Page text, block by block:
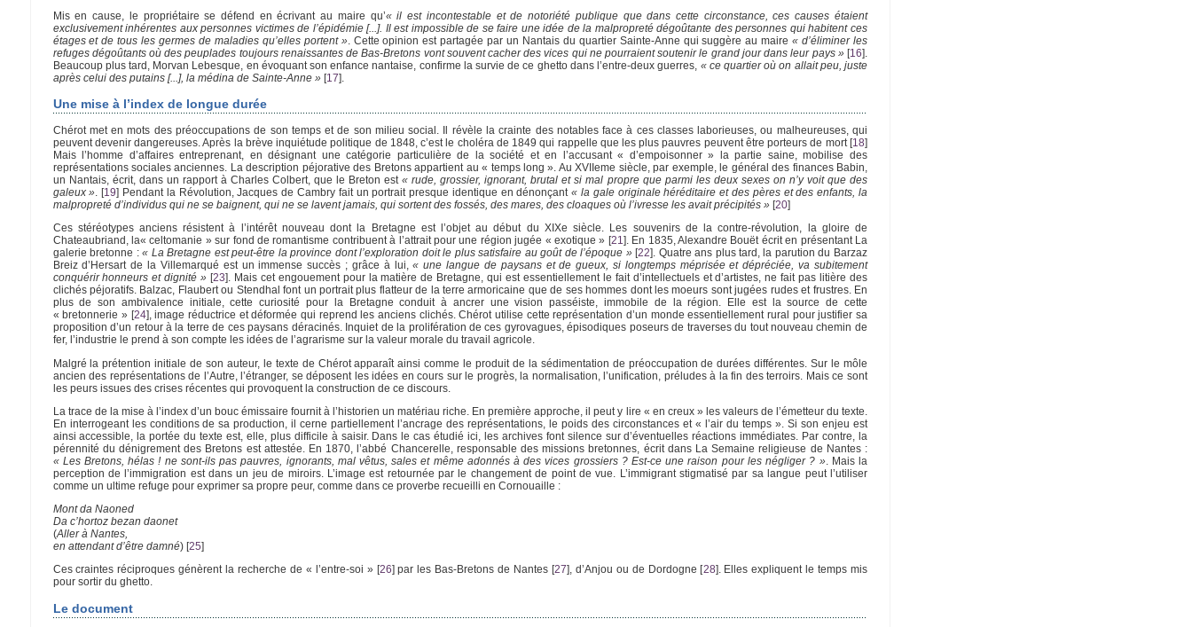
Mis en cause, le propriétaire se défend en écrivant au maire qu’« il est incontestable et de notoriété publique que dans cette circonstance, ces causes étaient
exclusivement inhérentes aux personnes victimes de l’épidémie [...]. Il est impossible de se faire une idée de la malpropreté dégoûtante des personnes qui habitent ces
étages et de tous les germes de maladies qu’elles portent ». Cette opinion est partagée par un Nantais du quartier Sainte-Anne qui suggère au maire« d’éliminer les
refuges dégoûtants où des peuplades toujours renaissantes de Bas-Bretons vont souvent cacher des vices qui ne pourraient soutenir le grand jour dans leur pays »[16].
Beaucoup plus tard, Morvan Lebesque, en évoquant son enfance nantaise, confirme la survie de ce ghetto dans l’entre-deux guerres, « ce quartier où on allait peu, juste
après celui des putains [...], la médina de Sainte-Anne »[17].
Une mise à l’index de longue durée
Chérot met en mots des préoccupations de son temps et de son milieu social. Il révèle la crainte des notables face à ces classes laborieuses, ou malheureuses, qui
peuvent devenir dangereuses. Après la brève inquiétude politique de 1848, c’est le choléra de 1849 qui rappelle que les plus pauvres peuvent être porteurs de mort[18]
Mais l’homme d’affaires entreprenant, en désignant une catégorie particulière de la société et en l’accusant « d’empoisonner » la partie saine, mobilise des
représentations sociales anciennes. La description péjorative des Bretons appartient au « temps long ». Au XVIIeme siècle, par exemple, le général des finances Babin,
un Nantais, écrit, dans un rapport à Charles Colbert, que le Breton est« rude, grossier, ignorant, brutal et si mal propre que parmi les deux sexes on n’y voit que des
galeux ». [19] Pendant la Révolution, Jacques de Cambry fait un portrait presque identique en dénonçant« la gale originale héréditaire et des pères et des enfants, la
malpropreté d’individus qui ne se baignent, qui ne se lavent jamais, qui sortent des fossés, des mares, des cloaques où l’ivresse les avait précipités »[20]
Ces stéréotypes anciens résistent à l’intérêt nouveau dont la Bretagne est l’objet au début du XIXe siècle. Les souvenirs de la contre-révolution, la gloire de
Chateaubriand, la« celtomanie » sur fond de romantisme contribuent à l’attrait pour une région jugée « exotique » [21]. En 1835, Alexandre Bouët écrit en présentant La
galerie bretonne :« La Bretagne est peut-être la province dont l’exploration doit le plus satisfaire au goût de l’époque »[22]. Quatre ans plus tard, la parution du Barzaz
Breiz d’Hersart de la Villemarqué est un immense succès ; grâce à lui,« une langue de paysans et de gueux, si longtemps méprisée et dépréciée, va subitement
conquérir honneurs et dignité » [23]. Mais cet engouement pour la matière de Bretagne, qui est essentiellement le fait d’intellectuels et d’artistes, ne fait pas litière des
clichés péjoratifs. Balzac, Flaubert ou Stendhal font un portrait plus flatteur de la terre armoricaine que de ses hommes dont les moeurs sont jugées rudes et frustres. En
plus de son ambivalence initiale, cette curiosité pour la Bretagne conduit à ancrer une vision passéiste, immobile de la région. Elle est la source de cette
« bretonnerie »[24], image réductrice et déformée qui reprend les anciens clichés. Chérot utilise cette représentation d’un monde essentiellement rural pour justifier sa
proposition d’un retour à la terre de ces paysans déracinés. Inquiet de la prolifération de ces gyrovagues, épisodiques poseurs de traverses du tout nouveau chemin de
fer, l’industrie le prend à son compte les idées de l’agrarisme sur la valeur morale du travail agricole.
Malgré la prétention initiale de son auteur, le texte de Chérot apparaît ainsi comme le produit de la sédimentation de préoccupation de durées différentes. Sur le môle
ancien des représentations de l’Autre, l’étranger, se déposent les idées en cours sur le progrès, la normalisation, l’unification, préludes à la fin des terroirs. Mais ce sont
les peurs issues des crises récentes qui provoquent la construction de ce discours.
La trace de la mise à l’index d’un bouc émissaire fournit à l’historien un matériau riche. En première approche, il peut y lire « en creux » les valeurs de l’émetteur du texte.
En interrogeant les conditions de sa production, il cerne partiellement l’ancrage des représentations, le poids des circonstances et « l’air du temps ». Si son enjeu est
ainsi accessible, la portée du texte est, elle, plus difficile à saisir. Dans le cas étudié ici, les archives font silence sur d’éventuelles réactions immédiates. Par contre, la
pérennité du dénigrement des Bretons est attestée. En 1870, l’abbé Chancerelle, responsable des missions bretonnes, écrit dans La Semaine religieuse de Nantes :
« Les Bretons, hélas ! ne sont-ils pas pauvres, ignorants, mal vêtus, sales et même adonnés à des vices grossiers ? Est-ce une raison pour les négliger ? ». Mais la
perception de l’immigration est dans un jeu de miroirs. L’image est retournée par le changement de point de vue. L’immigrant stigmatisé par sa langue peut l’utiliser
comme un ultime refuge pour exprimer sa propre peur, comme dans ce proverbe recueilli en Cornouaille :
Mont da Naoned
Da c’hortoz bezan daonet
(Aller à Nantes,
en attendant d’être damné)[25]
Ces craintes réciproques génèrent la recherche de « l’entre-soi »[26] par les Bas-Bretons de Nantes [27], d’Anjou ou de Dordogne [28]. Elles expliquent le temps mis
pour sortir du ghetto.
Le document